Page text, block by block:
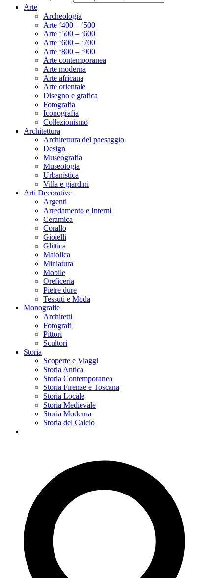
Arte
Archeologia
Arte ‘400 – ‘500
Arte ‘500 – ‘600
Arte ‘600 – ‘700
Arte ‘800 – ‘900
Arte contemporanea
Arte moderna
Arte africana
Arte orientale
Disegno e grafica
Fotografia
Iconografia
Collezionismo
Architettura
Architettura del paesaggio
Design
Museografia
Museologia
Urbanistica
Villa e giardini
Arti Decorative
Argenti
Arredamento e Interni
Ceramica
Corallo
Gioielli
Glittica
Maiolica
Miniatura
Mobile
Oreficeria
Pietre dure
Tessuti e Moda
Monografie
Architetti
Fotografi
Pittori
Scultori
Storia
Scoperte e Viaggi
Storia Antica
Storia Contemporanea
Storia Firenze e Toscana
Storia Locale
Storia Medievale
Storia Moderna
Storia del Calcio